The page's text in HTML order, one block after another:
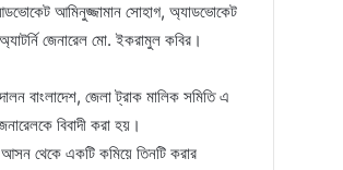
আমিনুজ্জামান সোহাগ, অ্যাডভোকেট
জেনারেল মো. ইকরামুল কবির।
বাংলাদেশ, জেলা ট্রাক মালিক সমিতি এ
বিবাদী করা হয়।
আসন থেকে একটি কমিয়ে তিনটি করার